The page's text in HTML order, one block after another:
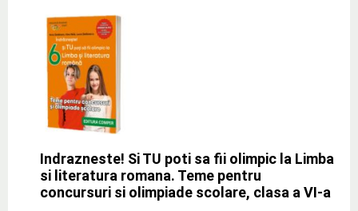
Indrazneste! Si TU poti sa fii olimpic la Limba
si literatura romana. Teme pentru
concursuri si olimpiade scolare, clasa a VI-a